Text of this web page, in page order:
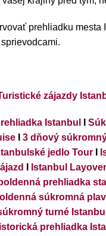
prehliadku mesta
zájazdy
Istanbul
3 dňový
jedlo TourI
Istanbul
prehliadka
súkromná
turné Istanbul
prehliadka